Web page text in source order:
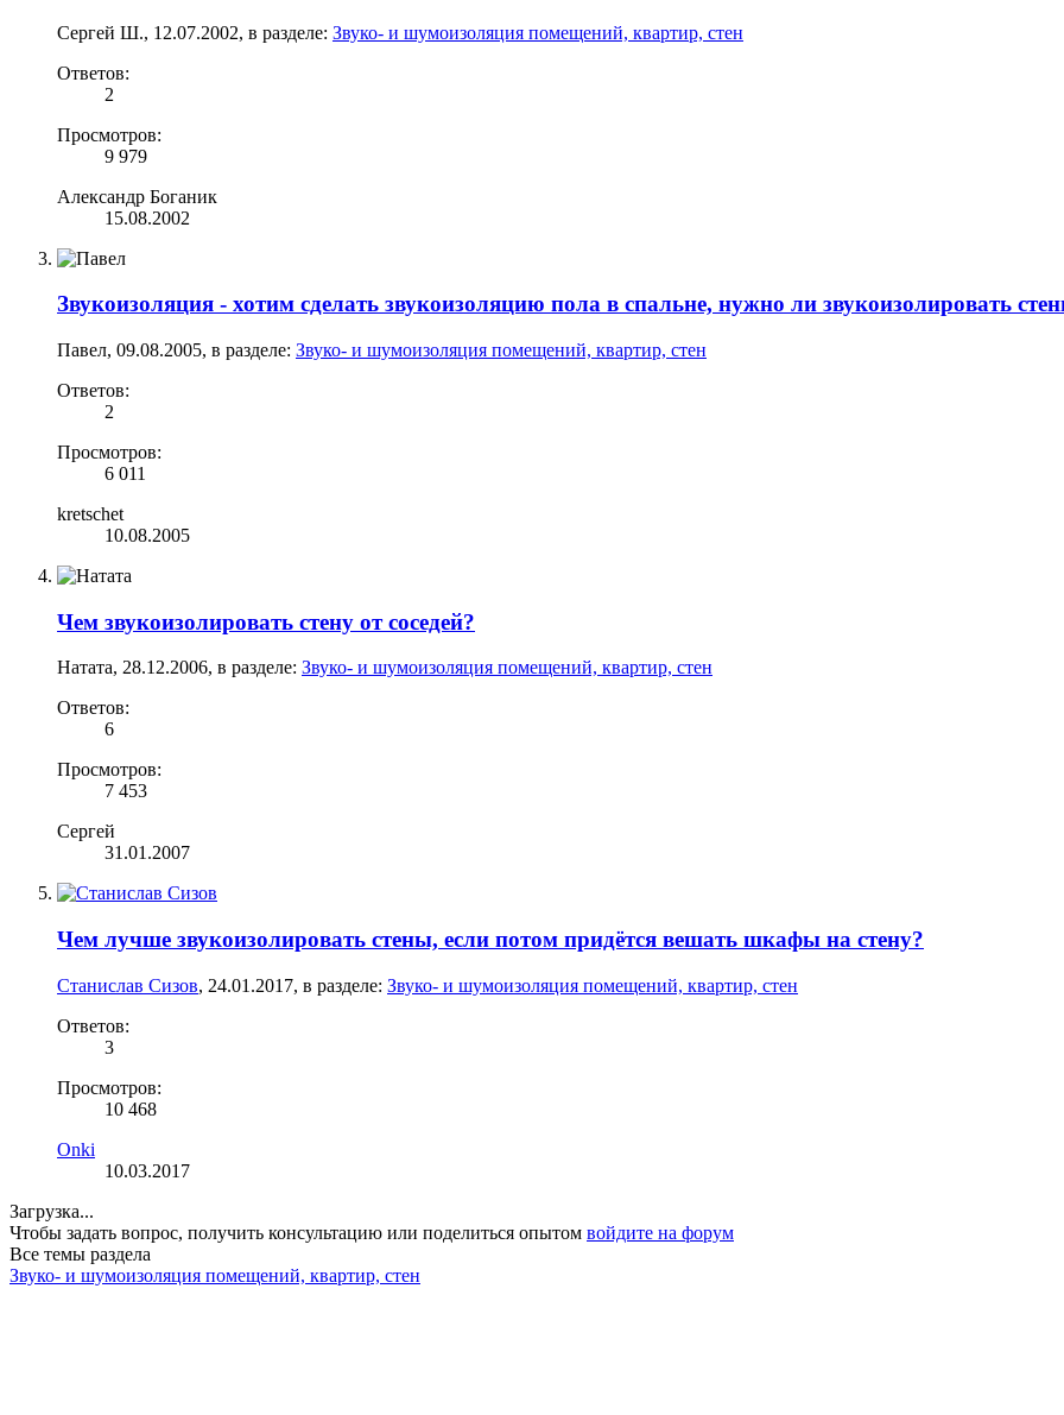
Сергей Ш., 12.07.2002, в разделе: Звуко- и шумоизоляция помещений, квартир, стен
Ответов:
2
Просмотров:
9 979
Александр Боганик
15.08.2002
Звукоизоляция - хотим сделать звукоизоляцию пола в спальне, нужно ли звукоизолировать
Павел, 09.08.2005, в разделе: Звуко- и шумоизоляция помещений, квартир, стен
Ответов:
2
Просмотров:
6 011
kretschet
10.08.2005
Чем звукоизолировать стену от соседей?
Натата, 28.12.2006, в разделе: Звуко- и шумоизоляция помещений, квартир, стен
Ответов:
6
Просмотров:
7 453
Сергей
31.01.2007
Чем лучше звукоизолировать стены, если потом придётся вешать шкафы на стену?
Станислав Сизов, 24.01.2017, в разделе: Звуко- и шумоизоляция помещений, квартир, стен
Ответов:
3
Просмотров:
10 468
Onki
10.03.2017
Загрузка...
Чтобы задать вопрос, получить консультацию или поделиться опытом войдите на форум
Все темы раздела
Звуко- и шумоизоляция помещений, квартир, стен